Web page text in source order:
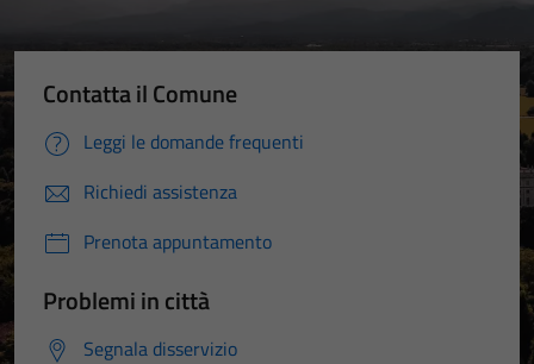
Contatta il Comune
Leggi le domande frequenti
Richiedi assistenza
Prenota appuntamento
Problemi in città
Segnala disservizio